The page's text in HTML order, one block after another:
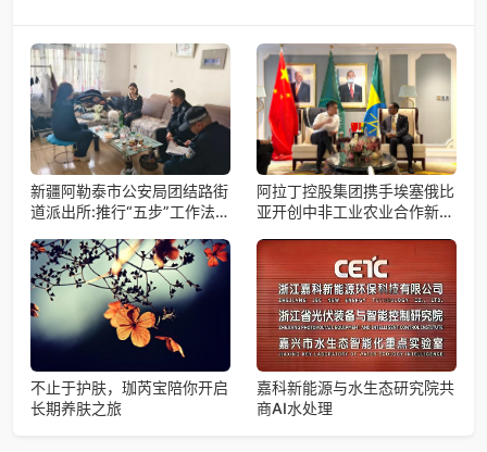
新疆阿勒泰市公安局团结路街
道派出所:推行“五步”工作法
阿拉丁控股集团携手埃塞俄比
亚开创中非工业农业合作新篇
不止于护肤，珈芮宝陪你开启
长期养肤之旅
嘉科新能源与水生态研究院共
商AI水处理